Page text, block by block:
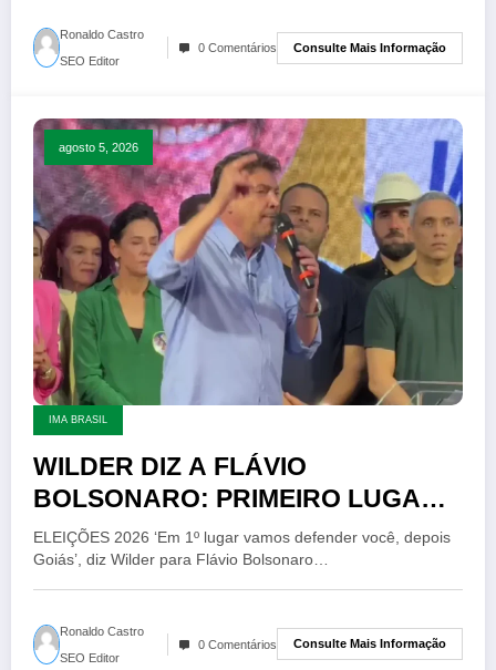
Ronaldo Castro
SEO Editor
0 Comentários Consulte Mais Informação
agosto 5, 2026
IMA BRASIL
WILDER DIZ A FLÁVIO
BOLSONARO: PRIMEIRO LUGAR
VAMOS DEFENDER VOCE, DEPOIS
GOIÁS
ELEIÇÕES 2026 ‘Em 1º lugar vamos defender você, depois
Goiás’, diz Wilder para Flávio Bolsonaro…
Ronaldo Castro
SEO Editor
0 Comentários Consulte Mais Informação